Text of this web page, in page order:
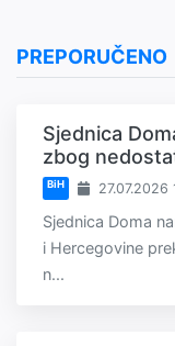
PREPORUČENO
Sjednica
zbog
BiH 27.07.2026
Sjednica Doma
i Hercegovine
n...